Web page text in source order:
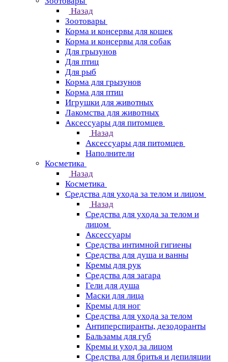
Назад
Зоотовары
Корма и консервы для кошек
Корма и консервы для собак
Для грызунов
Для птиц
Для рыб
Корма для грызунов
Корма для птиц
Игрушки для животных
Лакомства для животных
Аксессуары для питомцев
Назад
Аксессуары для питомцев
Наполнители
Косметика
Назад
Косметика
Средства для ухода за телом и лицом
Назад
Средства для ухода за телом и
лицом
Аксессуары
Средства интимной гигиены
Средства для душа и ванны
Кремы для рук
Средства для загара
Гели для душа
Маски для лица
Кремы для ног
Средства для ухода за телом
Антиперспиранты, дезодоранты
Бальзамы для губ
Кремы и уход за лицом
Средства для бритья и депиляции